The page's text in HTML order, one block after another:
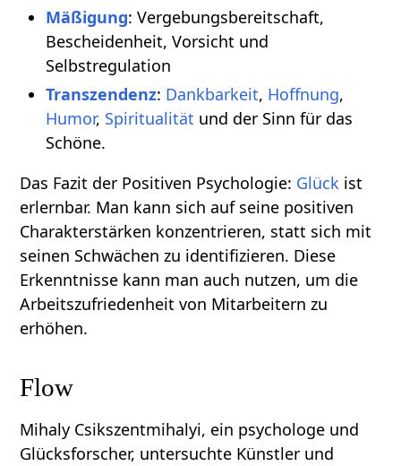
Mäßigung: Vergebungsbereitschaft,
Bescheidenheit, Vorsicht und
Selbstregulation
Transzendenz: Dankbarkeit, Hoffnung,
Humor, Spiritualität und der Sinn für das
Schöne.
Das Fazit der Positiven Psychologie: Glück ist
erlernbar. Man kann sich auf seine positiven
Charakterstärken konzentrieren, statt sich mit
seinen Schwächen zu identifizieren. Diese
Erkenntnisse kann man auch nutzen, um die
Arbeitszufriedenheit von Mitarbeitern zu
erhöhen.
Flow
Mihaly Csikszentmihalyi, ein psychologe und
Glücksforscher, untersuchte Künstler und